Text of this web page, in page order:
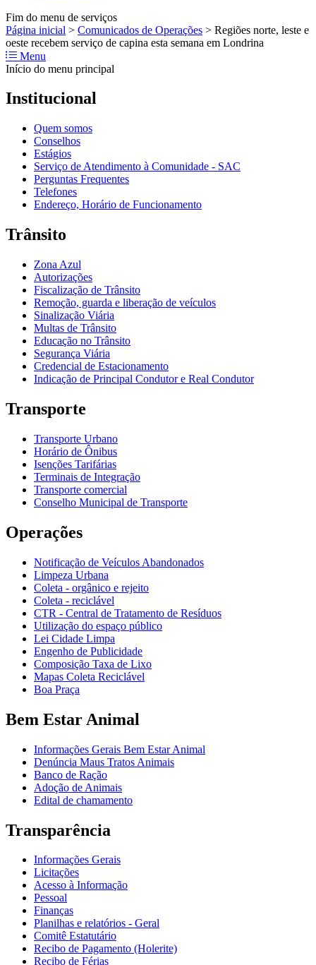
Fim do menu de serviços
Página inicial > Comunicados de Operações > Regiões norte, leste e
oeste recebem serviço de capina esta semana em Londrina
Menu
Início do menu principal
Institucional
Quem somos
Conselhos
Estágios
Serviço de Atendimento à Comunidade - SAC
Perguntas Frequentes
Telefones
Endereço, Horário de Funcionamento
Trânsito
Zona Azul
Autorizações
Fiscalização de Trânsito
Remoção, guarda e liberação de veículos
Sinalização Viária
Multas de Trânsito
Educação no Trânsito
Segurança Viária
Credencial de Estacionamento
Indicação de Principal Condutor e Real Condutor
Transporte
Transporte Urbano
Horário de Ônibus
Isenções Tarifárias
Terminais de Integração
Transporte comercial
Conselho Municipal de Transporte
Operações
Notificação de Veículos Abandonados
Limpeza Urbana
Coleta - orgânico e rejeito
Coleta - reciclável
CTR - Central de Tratamento de Resíduos
Utilização do espaço público
Lei Cidade Limpa
Engenho de Publicidade
Composição Taxa de Lixo
Mapas Coleta Reciclável
Boa Praça
Bem Estar Animal
Informações Gerais Bem Estar Animal
Denúncia Maus Tratos Animais
Banco de Ração
Adoção de Animais
Edital de chamamento
Transparência
Informações Gerais
Licitações
Acesso à Informação
Pessoal
Finanças
Planilhas e relatórios - Geral
Comitê Estatutário
Recibo de Pagamento (Holerite)
Recibo de Férias